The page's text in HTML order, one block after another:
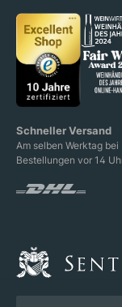
Schneller Versand
Am selben Werktag bei
Bestellungen vor 14